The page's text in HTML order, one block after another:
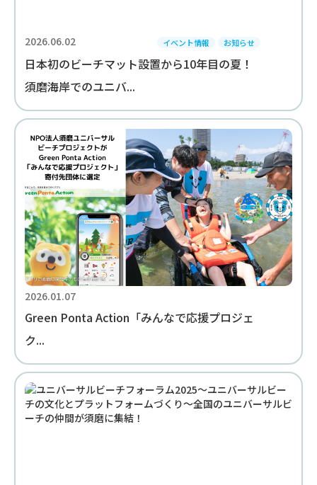
2026.06.02 イベント情報 お知らせ
日本初のビーチマット設置から10年目の夏！
須磨海岸でのユニバ...
2026.01.07
Green Ponta Action「みんなで応援プロジェ
ク...